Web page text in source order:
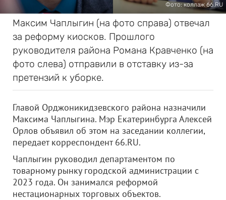
Фото: коллаж 66.RU
Максим Чаплыгин (на фото справа) отвечал
за реформу киосков. Прошлого
руководителя района Романа Кравченко (на
фото слева) отправили в отставку из-за
претензий к уборке.
Главой Орджоникидзевского района назначили
Максима Чаплыгина. Мэр Екатеринбурга Алексей
Орлов объявил об этом на заседании коллегии,
передает корреспондент 66.RU.
Чаплыгин руководил департаментом по
товарному рынку городской администрации с
2023 года. Он занимался реформой
нестационарных торговых объектов.